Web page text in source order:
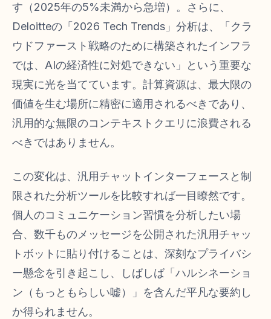
す（2025年の5%未満から急増）。さらに、
Deloitteの「2026 Tech Trends」分析は、「クラ
ウドファースト戦略のために構築されたインフラ
では、AIの経済性に対処できない」という重要な
現実に光を当てています。計算資源は、最大限の
価値を生む場所に精密に適用されるべきであり、
汎用的な無限のコンテキストクエリに浪費される
べきではありません。
この変化は、汎用チャットインターフェースと制
限された分析ツールを比較すれば一目瞭然です。
個人のコミュニケーション習慣を分析したい場
合、数千ものメッセージを公開された汎用チャッ
トボットに貼り付けることは、深刻なプライバシ
ー懸念を引き起こし、しばしば「ハルシネーショ
ン（もっともらしい嘘）」を含んだ平凡な要約し
か得られません。